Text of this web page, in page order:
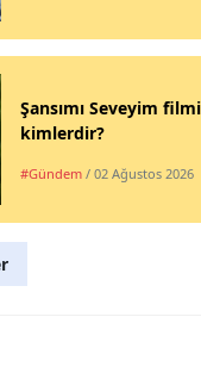
Şansımı Seveyim
kimlerdir?
#Gündem / 02 Ağustos 2026